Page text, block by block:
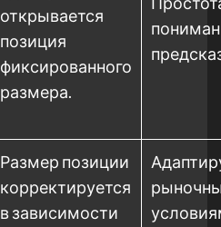
открывается
позиция
фиксированного
размера.
Размер позиции
корректируется
в зависимости